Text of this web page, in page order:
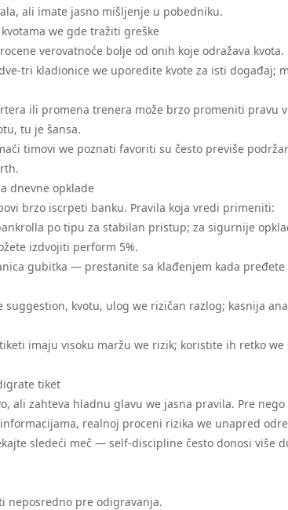
ali imate jasno mišljenje u pobedniku.
we gde tražiti greške
verovatnoće bolje od onih koje odražava
tri kladionice we uporedite kvote za isti događaj;
ili promena trenera može brzo promeniti pravu
tu je šansa.
timovi we poznati favoriti su često previše
dnevne opklade
brzo iscrpeti banku. Pravila koja vredi primeniti:
po tipu za stabilan pristup; za sigurnije
izdvojiti perform 5%.
gubitka — prestanite sa klađenjem kada
kvotu, ulog we rizičan razlog; kasnija
imaju visoku maržu we rizik; koristite ih retko
tiket
ali zahteva hladnu glavu we jasna pravila. Pre
realnoj proceni rizika we unapred
sledeći meč — self-discipline često donosi više
neposredno pre odigravanja.